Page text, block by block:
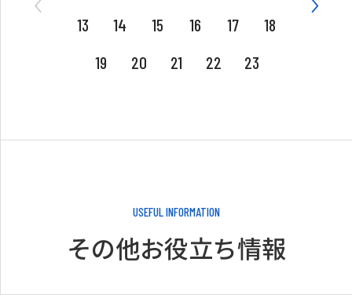
13
14 15 16 17
18
19
20 21 22 23
USEFUL INFORMATION
その他お役立ち情報